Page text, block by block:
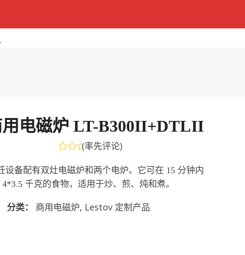
用电磁炉 LT-B300II+DTLII
分
0
&sol;
(率先评论)
设备配有双灶电磁炉和两个电炉。它可在 15 分钟内
4*3.5 千克的食物，适用于炒、煎、炖和煮。
分类： 商用电磁炉, Lestov 定制产品